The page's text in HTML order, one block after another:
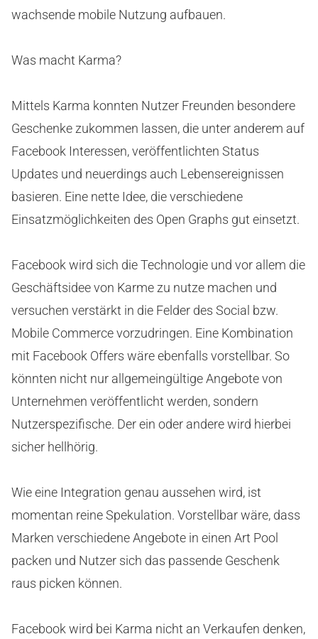
wachsende mobile Nutzung aufbauen.
Was macht Karma?
Mittels Karma konnten Nutzer Freunden besondere
Geschenke zukommen lassen, die unter anderem auf
Facebook Interessen, veröffentlichten Status
Updates und neuerdings auch Lebensereignissen
basieren. Eine nette Idee, die verschiedene
Einsatzmöglichkeiten des Open Graphs gut einsetzt.
Facebook wird sich die Technologie und vor allem die
Geschäftsidee von Karme zu nutze machen und
versuchen verstärkt in die Felder des Social bzw.
Mobile Commerce vorzudringen. Eine Kombination
mit Facebook Offers wäre ebenfalls vorstellbar. So
könnten nicht nur allgemeingültige Angebote von
Unternehmen veröffentlicht werden, sondern
Nutzerspezifische. Der ein oder andere wird hierbei
sicher hellhörig.
Wie eine Integration genau aussehen wird, ist
momentan reine Spekulation. Vorstellbar wäre, dass
Marken verschiedene Angebote in einen Art Pool
packen und Nutzer sich das passende Geschenk
raus picken können.
Facebook wird bei Karma nicht an Verkaufen denken,